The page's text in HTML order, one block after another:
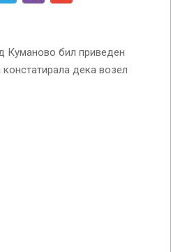
Куманово бил приведен
констатирала дека возел